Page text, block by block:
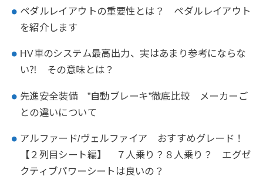
ペダルレイアウトの重要性とは？ ペダルレイアウト
を紹介します
HV車のシステム最高出力、実はあまり参考にならな
い⁈ その意味とは？
先進安全装備 ”自動ブレーキ”徹底比較 メーカーご
との違いについて
アルファード/ヴェルファイア おすすめグレード！
【２列目シート編】 ７人乗り？８人乗り？ エグゼ
クティブパワーシートは良いの？